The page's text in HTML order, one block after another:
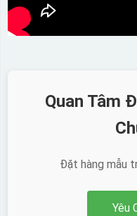
Quan Tâm
Đặt hàng mẫu
Yêu